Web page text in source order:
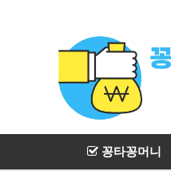
꽁타꽁머니